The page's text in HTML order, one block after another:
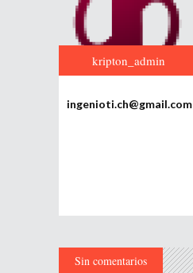
kripton_admin
ingenioti.ch@gmail.com
Sin comentarios